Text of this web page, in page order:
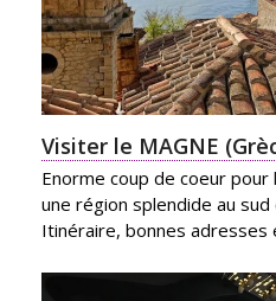
Visiter le MAGNE
Enorme coup de coeur pour
une région splendide au sud
Itinéraire, bonnes adresses